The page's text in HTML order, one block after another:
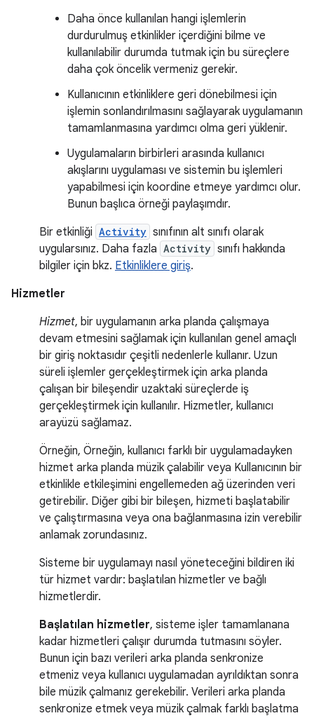
Daha önce kullanılan hangi işlemlerin
durdurulmuş etkinlikler içerdiğini bilme ve
kullanılabilir durumda tutmak için bu süreçlere
daha çok öncelik vermeniz gerekir.
Kullanıcının etkinliklere geri dönebilmesi için
işlemin sonlandırılmasını sağlayarak uygulamanın
tamamlanmasına yardımcı olma geri yüklenir.
Uygulamaların birbirleri arasında kullanıcı
akışlarını uygulaması ve sistemin bu işlemleri
yapabilmesi için koordine etmeye yardımcı olur.
Bunun başlıca örneği paylaşımdır.
Bir etkinliği Activity sınıfının alt sınıfı olarak
uygularsınız. Daha fazla Activity sınıfı hakkında
bilgiler için bkz. Etkinliklere giriş.
Hizmetler
Hizmet, bir uygulamanın arka planda çalışmaya
devam etmesini sağlamak için kullanılan genel amaçlı
bir giriş noktasıdır çeşitli nedenlerle kullanır. Uzun
süreli işlemler gerçekleştirmek için arka planda
çalışan bir bileşendir uzaktaki süreçlerde iş
gerçekleştirmek için kullanılır. Hizmetler, kullanıcı
arayüzü sağlamaz.
Örneğin, Örneğin, kullanıcı farklı bir uygulamadayken
hizmet arka planda müzik çalabilir veya Kullanıcının bir
etkinlikle etkileşimini engellemeden ağ üzerinden veri
getirebilir. Diğer gibi bir bileşen, hizmeti başlatabilir
ve çalıştırmasına veya ona bağlanmasına izin verebilir
anlamak zorundasınız.
Sisteme bir uygulamayı nasıl yöneteceğini bildiren iki
tür hizmet vardır: başlatılan hizmetler ve bağlı
hizmetlerdir.
Başlatılan hizmetler, sisteme işler tamamlanana
kadar hizmetleri çalışır durumda tutmasını söyler.
Bunun için bazı verileri arka planda senkronize
etmeniz veya kullanıcı uygulamadan ayrıldıktan sonra
bile müzik çalmanız gerekebilir. Verileri arka planda
senkronize etmek veya müzik çalmak farklı başlatma